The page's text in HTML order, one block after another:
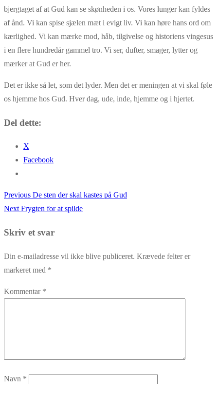
bjergtaget af at Gud kan se skønheden i os. Vores lunger kan fyldes
af ånd. Vi kan spise sjælen mæt i evigt liv. Vi kan høre hans ord om
kærlighed. Vi kan mærke mod, håb, tilgivelse og historiens vingesus
i en flere hundredår gammel tro. Vi ser, dufter, smager, lytter og
mærker at Gud er her.
Det er ikke så let, som det lyder. Men det er meningen at vi skal føle
os hjemme hos Gud. Hver dag, ude, inde, hjemme og i hjertet.
Del dette:
X
Facebook
Indlægsnavigation
Previous Previous
post:
De sten der skal kastes på Gud
Next Next
Frygten for at spilde
Skriv et svar
Din e-mailadresse vil ikke blive publiceret. Krævede felter er
markeret med *
Kommentar *
Navn *